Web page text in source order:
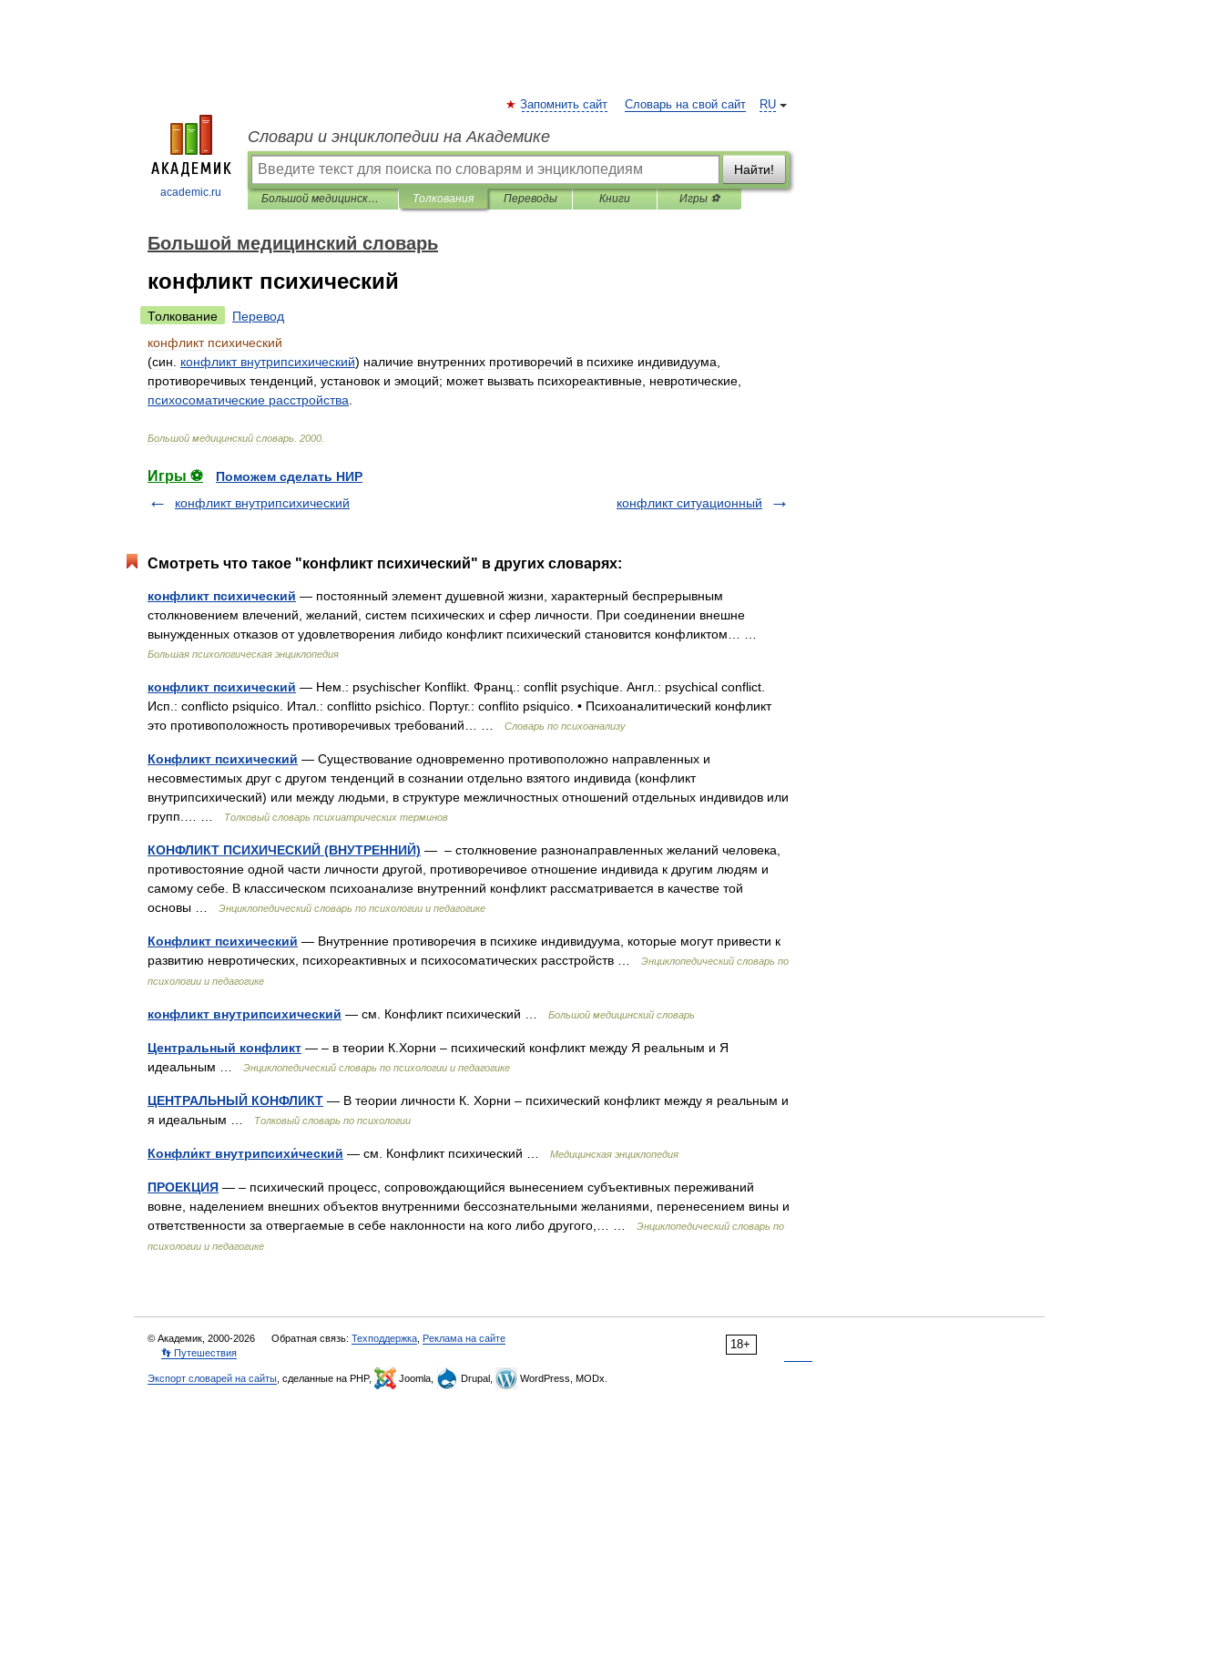
academic.ru
RU
Запомнить сайт Словарь на свой сайт
Словари и энциклопедии на Академике
Найти!
Большой медицинский словарь Толкования Переводы Книги Игры ⚽
Большой медицинский словарь
конфликт психический
Толкование
Перевод
конфликт психический
(син конфликт внутрипсихический) наличие внутренних противоречий в психике индивидуума
противоречивых тенденций установок и эмоций; может вызвать психореактивные невротические
психосоматические расстройства
Большой медицинский словарь 2000
Игры ⚽
Поможем сделать НИР
конфликт внутрипсихический
конфликт ситуационный
Смотреть что такое "конфликт психический" в других словарях:
конфликт психический — постоянный элемент душевной жизни, характерный беспрерывным
столкновением влечений, желаний, систем психических и сфер личности. При соединении внешне
вынужденных отказов от удовлетворения либидо конфликт психический становится конфликтом… …
Большая психологическая энциклопедия
конфликт психический — Нем.: psychischer Konflikt. Франц.: conflit psychique. Англ.: psychical conflict.
Исп.: conflicto psiquico. Итал.: conflitto psichico. Португ.: conflito psiquico. • Психоаналитический конфликт
это противоположность противоречивых требований… …
Словарь по психоанализу
Конфликт психический — Существование одновременно противоположно направленных и
несовместимых друг с другом тенденций в сознании отдельно взятого индивида (конфликт
внутрипсихический) или между людьми, в структуре межличностных отношений отдельных индивидов или
групп.… …
Толковый словарь психиатрических терминов
КОНФЛИКТ ПСИХИЧЕСКИЙ (ВНУТРЕННИЙ) — – столкновение разнонаправленных желаний человека,
противостояние одной части личности другой, противоречивое отношение индивида к другим людям и
самому себе. В классическом психоанализе внутренний конфликт рассматривается в качестве той
основы …
Энциклопедический словарь по психологии и педагогике
Конфликт психический — Внутренние противоречия в психике индивидуума, которые могут привести к
развитию невротических, психореактивных и психосоматических расстройств …
Энциклопедический словарь по
психологии и педагогике
конфликт внутрипсихический — см. Конфликт психический … Большой медицинский словарь
Центральный конфликт — – в теории К.Хорни – психический конфликт между Я реальным и Я
идеальным …
Энциклопедический словарь по психологии и педагогике
ЦЕНТРАЛЬНЫЙ КОНФЛИКТ — В теории личности К. Хорни – психический конфликт между я реальным и
я идеальным …
Толковый словарь по психологии
Конфли́кт внутрипсихи́ческий — см. Конфликт психический … Медицинская энциклопедия
ПРОЕКЦИЯ — – психический процесс, сопровождающийся вынесением субъективных переживаний
вовне, наделением внешних объектов внутренними бессознательными желаниями, перенесением вины и
ответственности за отвергаемые в себе наклонности на кого либо другого,… …
Энциклопедический словарь по
психологии и педагогике
18+
© Академик, 2000-2026 Обратная связь: Техподдержка Реклама на сайте
👣 Путешествия
Экспорт словарей на сайты , сделанные на PHP, Joomla, Drupal, WordPress, MODx.